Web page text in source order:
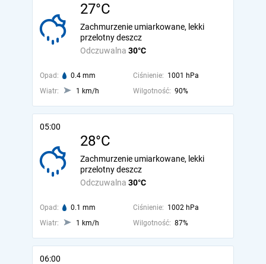
27°C
Odczuwalna 30°C
Zachmurzenie umiarkowane, lekki
przelotny deszcz
Opad: 0.4 mm Ciśnienie: 1001 hPa
Wiatr:
1 km/h Wilgotność: 90%
05:00
28°C
Odczuwalna 30°C
Zachmurzenie umiarkowane, lekki
przelotny deszcz
Opad: 0.1 mm Ciśnienie: 1002 hPa
Wiatr:
1 km/h Wilgotność: 87%
06:00